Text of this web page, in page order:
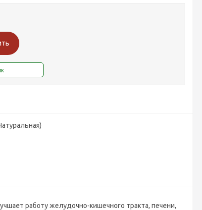
работу желудочно-кишечного тракта, печени,